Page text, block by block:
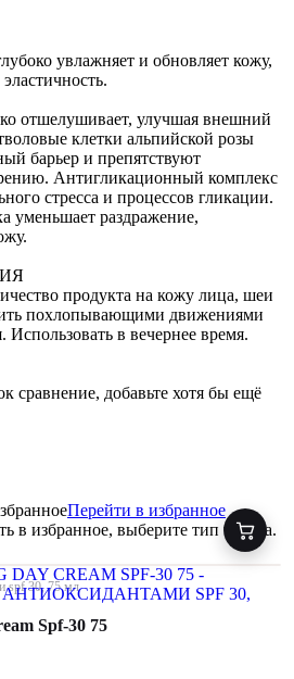
увлажняет и обновляет кожу,
отшелушивает, улучшая внешний
клетки альпийской розы
барьер и препятствуют
Антигликационный комплекс
стресса и процессов гликации.
уменьшает раздражение,
продукта на кожу лица, шеи
похлопывающими движениями
в вечернее время.
сравнение, добавьте хотя бы ещё
Перейти в избранное
в избранное, выберите тип товара.
spf 30, 75 мл
Spf-30 75